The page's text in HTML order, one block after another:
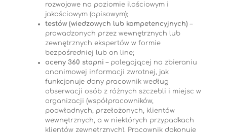
rozwojowe na poziomie ilościowym i
jakościowym (opisowym);
testów (wiedzowych lub kompetencyjnych) –
prowadzonych przez wewnętrznych lub
zewnętrznych ekspertów w formie
bezpośredniej lub on line;
oceny 360 stopni – polegającej na zbieraniu
anonimowej informacji zwrotnej, jak
funkcjonuje dany pracownik według
obserwacji osób z różnych szczebli i miejsc w
organizacji (współpracowników,
podwładnych, przełożonych, klientów
wewnętrznych, a w niektórych przypadkach
klientów zewnętrznych). Pracownik dokonuje